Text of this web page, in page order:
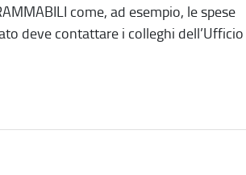
come, ad esempio, le spese
deve contattare i colleghi dell’Ufficio